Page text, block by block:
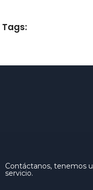
Tags:
Contáctanos, tenemos
servicio.